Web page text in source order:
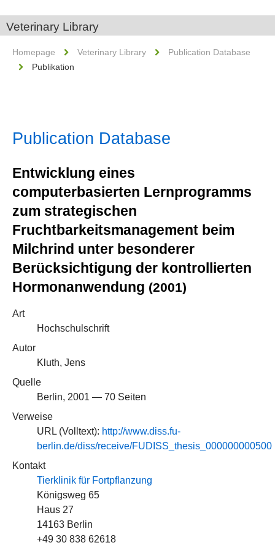
Veterinary Library
Homepage Veterinary Library
Publication Database
Publikation
Publication Database
Entwicklung eines
computerbasierten Lernprogramms
zum strategischen
Fruchtbarkeitsmanagement beim
Milchrind unter besonderer
Berücksichtigung der kontrollierten
Hormonanwendung (2001)
Art
Hochschulschrift
Autor
Kluth, Jens
Quelle
Berlin, 2001 — 70 Seiten
Verweise
URL (Volltext): http://www.diss.fu-
berlin.de/diss/receive/FUDISS_thesis_000000000500
Kontakt
Tierklinik für Fortpflanzung
Königsweg 65
Haus 27
14163 Berlin
+49 30 838 62618